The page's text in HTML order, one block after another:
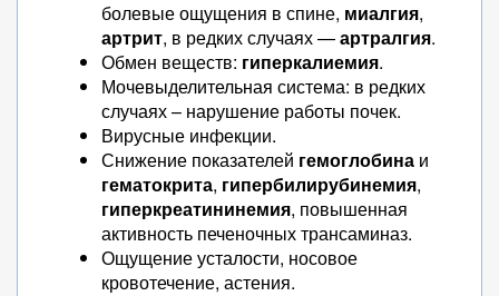
болевые ощущения в спине, миалгия,
артрит, в редких случаях —артралгия.
Обмен веществ: гиперкалиемия.
Мочевыделительная система: в редких
случаях – нарушение работы почек.
Вирусные инфекции.
Снижение показателей гемоглобина и
гематокрита, гипербилирубинемия,
гиперкреатининемия, повышенная
активность печеночных трансаминаз.
Ощущение усталости, носовое
кровотечение, астения.